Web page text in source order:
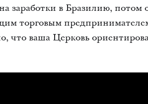
заработки в Бразилию, потом
торговым
что ваша Церковь